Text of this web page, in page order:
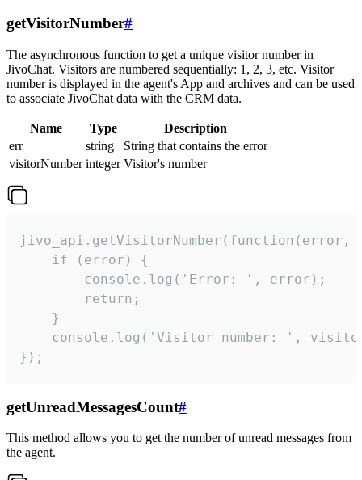
getVisitorNumber#
The asynchronous function to get a unique visitor number in
JivoChat. Visitors are numbered sequentially: 1, 2, 3, etc. Visitor
number is displayed in the agent's App and archives and can be used
to associate JivoChat data with the CRM data.
Name Type
Description
err
string
String that contains the error
visitorNumber integer Visitor's number
jivo_api.getVisitorNumber(function(error,
    if (error) {
        console.log('Error: ', error);
        return;
    }
console.log('Visitor number: ',
});
getUnreadMessagesCount#
This method allows you to get the number of unread messages from
the agent.